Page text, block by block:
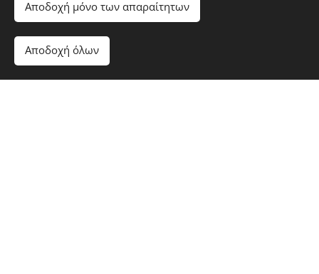
Αποδοχή μόνο των απαραίτητων
Αποδοχή όλων